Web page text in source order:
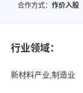
合作方式： 作价入股
行业领域：
新材料产业,制造业